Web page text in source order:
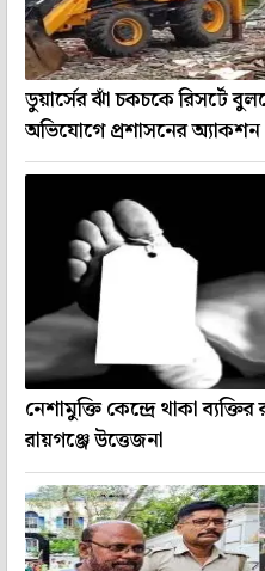
ডুয়ার্সের ঝাঁ চকচকে রিসর্টে
অভিযোগে প্রশাসনের অ্যাকশন
নেশামুক্তি কেন্দ্রে থাকা
রায়গঞ্জে উত্তেজনা